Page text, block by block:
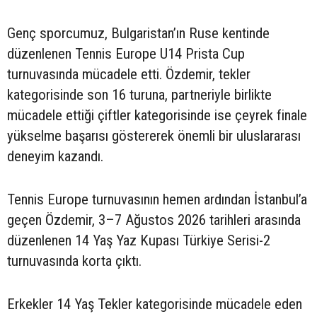
Genç sporcumuz, Bulgaristan’ın Ruse kentinde
düzenlenen Tennis Europe U14 Prista Cup
turnuvasında mücadele etti. Özdemir, tekler
kategorisinde son 16 turuna, partneriyle birlikte
mücadele ettiği çiftler kategorisinde ise çeyrek finale
yükselme başarısı göstererek önemli bir uluslararası
deneyim kazandı.
Tennis Europe turnuvasının hemen ardından İstanbul’a
geçen Özdemir, 3–7 Ağustos 2026 tarihleri arasında
düzenlenen 14 Yaş Yaz Kupası Türkiye Serisi-2
turnuvasında korta çıktı.
Erkekler 14 Yaş Tekler kategorisinde mücadele eden